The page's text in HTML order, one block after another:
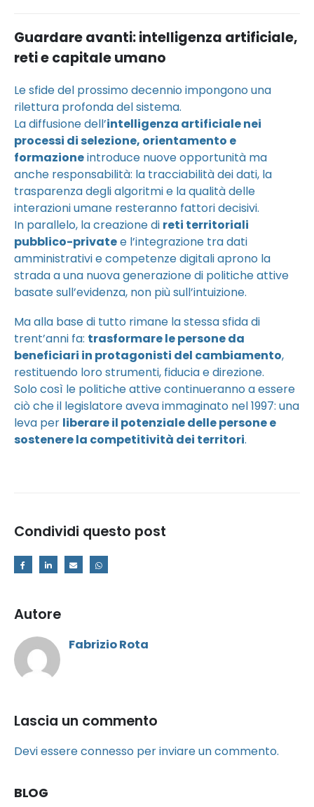
Guardare avanti: intelligenza artificiale,
reti e capitale umano
Le sfide del prossimo decennio impongono una
rilettura profonda del sistema.
La diffusione dell’intelligenza artificiale nei
processi di selezione, orientamento e
formazioneintroduce nuove opportunità ma
anche responsabilità: la tracciabilità dei dati, la
trasparenza degli algoritmi e la qualità delle
interazioni umane resteranno fattori decisivi.
In parallelo, la creazione di reti territoriali
pubblico-privatee l’integrazione tra dati
amministrativi e competenze digitali aprono la
strada a una nuova generazione di politiche attive
basate sull’evidenza, non più sull’intuizione.
Ma alla base di tutto rimane la stessa sfida di
trent’anni fa: trasformare le persone da
beneficiari in protagonisti del cambiamento,
restituendo loro strumenti, fiducia e direzione.
Solo così le politiche attive continueranno a essere
ciò che il legislatore aveva immaginato nel 1997: una
leva per liberare il potenziale delle persone e
sostenere la competitività dei territori.
Condividi questo post
Autore
Fabrizio Rota
Lascia un commento
Devi essereconnesso per inviare un commento.
BLOG